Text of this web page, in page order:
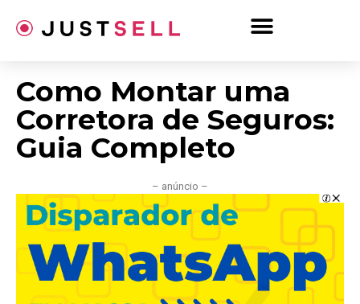
para
Como Montar uma
Corretora de Seguros:
Guia Completo
– anúncio –